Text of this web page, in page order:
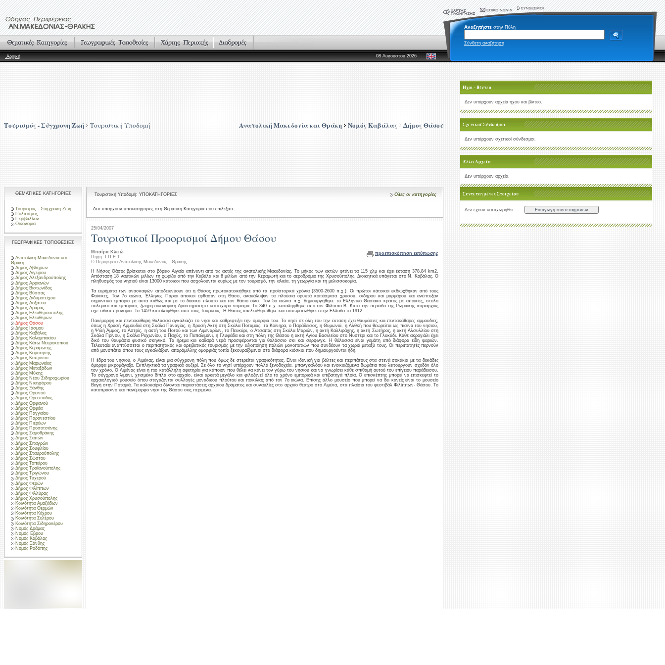
Αναζητήστε στην Πύλη
Σύνθετη αναζήτηση
Αρχική 08 Αυγούστου 2026
Τουρισμός - Σύγχρονη Ζωή Τουριστική Υποδομή Ανατολική Μακεδονία και Θράκη Νομός Καβάλας Δήμος Θάσου
Ήχοι - Βίντεο
Δεν υπάρχουν αρχεία ήχου και βίντεο.
Σχετικοί Σύνδεσμοι
Δεν υπάρχουν σχετικοί σύνδεσμοι.
Άλλα Αρχεία
Δεν υπάρχουν αρχεία.
Συντεταγμένες Στοιχείου
Δεν έχουν καταχωρηθεί.
ΘΕΜΑΤΙΚΕΣ ΚΑΤΗΓΟΡΙΕΣ
Τουρισμός - Σύγχρονη Ζωή
Πολιτισμός
Περιβάλλον
Οικονομία
ΓΕΩΓΡΑΦΙΚΕΣ ΤΟΠΟΘΕΣΙΕΣ
Ανατολική Μακεδονία και
Θράκη
Δήμος Αβδήρων
Δήμος Αιγείρου
Δήμος Αλεξανδρούπολης
Δήμος Αρριανών
Δήμος Βιστωνίδος
Δήμος Βύσσας
Δήμος Διδυμοτείχου
Δήμος Δοξάτου
Δήμος Δράμας
Δήμος Ελευθερούπολης
Δήμος Ελευθερών
Δήμος Θάσου
Δήμος Ιάσμου
Δήμος Καβάλας
Δήμος Καλαμπακίου
Δήμος Κάτω Νευροκοπίου
Δήμος Κεραμωτής
Δήμος Κομοτηνής
Δήμος Κυπρίνου
Δήμος Μαρωνείας
Δήμος Μεταξάδων
Δήμος Μύκης
Δήμος Νέου Σιδηροχωρίου
Δήμος Νικηφόρου
Δήμος Ξάνθης
Δήμος Ορεινού
Δήμος Ορεστιάδας
Δήμος Ορφανού
Δήμος Ορφέα
Δήμος Παγγαίου
Δήμος Παρανεστίου
Δήμος Πιερέων
Δήμος Προσοτσάνης
Δήμος Σαμοθράκης
Δήμος Σαπών
Δήμος Σιταγρών
Δήμος Σουφλίου
Δήμος Σταυρούπολης
Δήμος Σώστου
Δήμος Τοπείρου
Δήμος Τραϊανούπολης
Δήμος Τριγώνου
Δήμος Τυχερού
Δήμος Φερών
Δήμος Φιλίππων
Δήμος Φιλλύρας
Δήμος Χρυσούπολης
Κοινότητα Αμαξάδων
Κοινότητα Θερμών
Κοινότητα Κέχρου
Κοινότητα Σελέρου
Κοινότητα Σιδηρονέρου
Νομός Δράμας
Νομός Έβρου
Νομός Καβάλας
Νομός Ξάνθης
Νομός Ροδόπης
Τουριστική Υποδομή: ΥΠΟΚΑΤΗΓΟΡΙΕΣ Ολες οι κατηγορίες
Δεν υπάρχουν υποκατηγορίες στη Θεματική Κατηγορία που επιλέξατε.
25/04/2007
Τουριστικοί Προορισμοί Δήμου Θάσου
Μπαΐρα Κλειώ
Πηγή: Ι.Π.Ε.Τ.
© Περιφέρεια Ανατολικής Μακεδονίας - Θράκης
προεπισκόπηση εκτύπωσης
Η Νήσος Θάσος βρίσκεται στο βόρειο Αιγαίο απέναντι από τις ακτές της ανατολικής Μακεδονίας. Το μήκος των ακτών φτάνει τα 115 χλμ και έχει έκταση 378,84 km2.
Απόσταση 18 ναυτικών μιλίων τη χωρίζει από την Καβάλα και 6 μιλίων από την Κεραμωτή και το αεροδρόμιο της Χρυσούπολης. Διοικητικά υπάγεται στο Ν. Καβάλας. Ο
πληθυσμός του νησιού είναι 13000 κάτοικοι που ασχολούνται κυρίως με τον τουρισμό, την αλιεία, τη γεωργία και τη μελισσοκομία.
Τα ευρήματα των ανασκαφών αποδεικνύουν ότι η Θάσος πρωτοκατοικήθηκε από τα προϊστορικά χρόνια (3500-2600 π.χ.). Οι πρώτοι κάτοικοι εκδιώχθηκαν από τους
Φοίνικες. Τον 7ο αιώνα, Έλληνες Πάριοι άποικοι έφθασαν στη Θάσο, ανακάλυψαν τα πλούσια ορυκτά κοιτάσματα χρυσού, σιδήρου και μαρμάρου και ανέπτυξαν
σημαντικό εμπόριο με αυτά καθώς και με το δασικό πλούτο και τον θάσιο οίνο. Τον 5ο αιώνα π.χ. δημιουργήθηκε το Ελληνικό Θασιακό κράτος με αποικίες, στόλο
πολεμικό και εμπορικό, ζωηρή οικονομική δραστηριότητα και ισχυρό νόμισμα. Το 340 π.χ. καταλήφθηκε από τον Φίλιππο Β. Κατά την περίοδο της Ρωμαϊκής κυριαρχίας
είχε ειδικά προνόμια. Το 1459 καταλείφθηκε από τους Τούρκους. Η Θάσος απελευθερώθηκε και ενσωματώθηκε στην Ελλάδα το 1912.
Πανέμορφη και πεντακάθαρη θάλασσα αγκαλιάζει το νησί και καθρεφτίζει την ομορφιά του. Το νησί σε όλη του την έκταση έχει θαυμάσιες και πεντακάθαρες αμμουδιές,
όπως η Χρυσή Αμμουδιά στη Σκάλα Παναγίας, η Χρυσή Ακτή στη Σκάλα Ποταμιάς, τα Κοίνηρα, ο Παράδεισος, η Θυμωνιά, η Αλθκή που θεωρείται ως πισίνα του νησιού,
η Ψιλή Άμμος, το Αστρίς, η ακτή του Ποτού και των Λιμεναρίων, το Πευκάρι, ο Ατσαπάς στη Σκάλα Μαριών, η ακτή Καλλιράχης, η ακτή Σωτήρος, η ακτή Αλσυλλίου στη
Σκάλα Πρίνου, η Σκάλα Ραχωνίου, ο Παχύς, το Παπαλιμάνι, η Γλυφάδα και στη πόλη της Θάσου η ακτή Αγίου Βασιλείου στο Νυστέρι και το Γλυκάδι. Κάθε ακρογιάλι έχει
δικό του θαυμάσιο φυσικό σκηνικό. Τα ήρεμα και καθαρά νερά προσφέρονται για θαλάσσιο σκι και σερφινγκ. Η θάλασσα είναι γεμάτη από διάφορα είδη ψαριών.
Τελευταία αναπτύσσεται ο περιπατητικός και ορειβατικός τουρισμός με την αξιοποίηση παλιών μονοπατιών που συνδέουν τα χωριά μεταξύ τους. Οι περιπατητές περνούν
από μονοπάτια όπου τους αγκαλιάζουν απαράμιλλης ομορφιάς τοπία ξεκουραζόμενοι στα διάφορα κιόσκια που δημιουργούνται ήδη.
Η έδρα του νησιού, ο Λιμένας, είναι μια σύγχρονη πόλη που όμως δε στερείται γραφικότητας. Είναι ιδανική για βόλτες και περιπάτους στα στενά σοκάκια με τα δεκάδες
όμορφα μικρομάγαζα. Εκπληκτικά τα γραφικά ουζερί. Σε όλο το νησί υπάρχουν πολλά ξενοδοχεία, μπανγκαλόου και ενοικιαζόμενα δωμάτια που λειτουργούν σχεδόν όλο
τον χρόνο. Ο Λιμένας είναι η πιο κατάλληλη αφετηρία για κάποιον που θέλει να κάνει τον γύρω του νησιού και να γνωρίσει κάθε σπιθαμή αυτού του επίγειου παράδεισου.
Το σύγχρονο λιμάνι, χτισμένο δίπλα στο αρχαίο, είναι αρκετά μεγάλο και φιλοξενεί όλο το χρόνο εμπορικά και επιβατηγά πλοία. Ο επισκέπτης μπορεί να επισκεφτεί το
αρχαιολογικό μουσείο όπου στεγάζονται συλλογές μοναδικού πλούτου και ποικιλίας από τον 7ο αιώνα. Επίσης άλλο μουσείο που μπορεί να δει κανείς είναι το μουσείο
Βαγή στην Ποταμιά. Τα καλοκαίρια δίνονται παραστάσεις αρχαίου δράματος και συναυλίες στο αρχαίο θέατρο στο Λιμένα, στα πλαίσια του φεστιβάλ Φιλίππων- Θάσου. Το
καταπράσινο και πανέμορφο νησί της Θάσου σας περιμένει.